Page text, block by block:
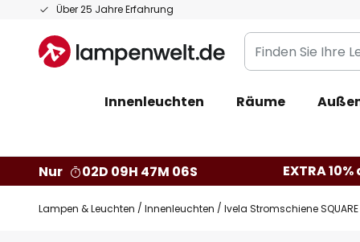
Über 25 Jahre Erfahrung
Zum
springen
Finden
Sie
Leuchte...
Innenleuchten Räume
Nur
02D 09H 47M 05S EXTRA
Lampen & Leuchten Innenleuchten Ivela Stromschiene